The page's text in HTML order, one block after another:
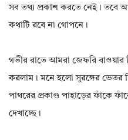
সব তথ্য প্রকাশ করতে নেই। তবে
কথাটি রবে না গোপনে।
গভীর রাতে আমরা জেফরি
করলাম। মনে হলো সুরঙ্গের ভেতর
পাথরের প্রকাণ্ড পাহাড়ের ফাঁকে
দেখাচ্ছে।